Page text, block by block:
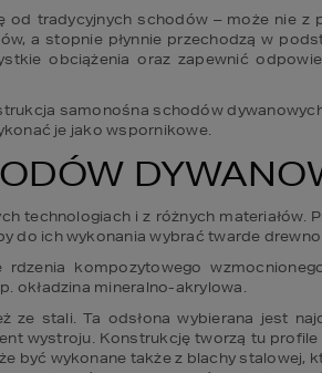
od tradycyjnych schodów – może nie
a stopnie płynnie przechodzą w
obciążenia oraz zapewnić
samonośna schodów
je jako wspornikowe.
technologiach i z różnych materiałów.
do ich wykonania wybrać twarde
kompozytowego
okładzina mineralno-akrylowa.
ze stali. Ta odsłona wybierana jest
wystroju. Konstrukcję tworzą tu
być wykonane także z blachy stalowej,